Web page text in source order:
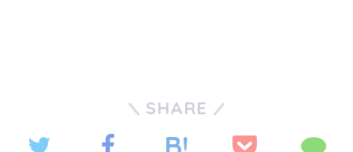
SHARE